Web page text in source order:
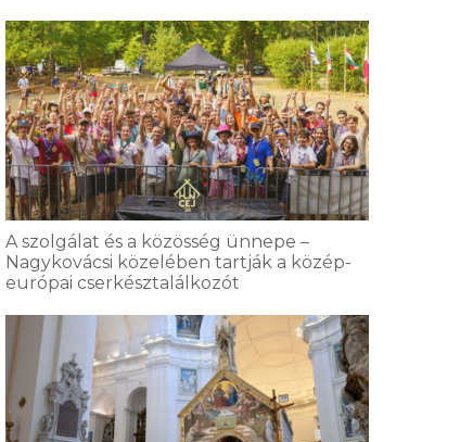
A szolgálat és a közösség ünnepe –
Nagykovácsi közelében tartják a közép-
európai cserkésztalálkozót